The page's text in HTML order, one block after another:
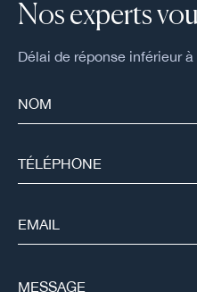
Nos experts
Délai de réponse inférieur à